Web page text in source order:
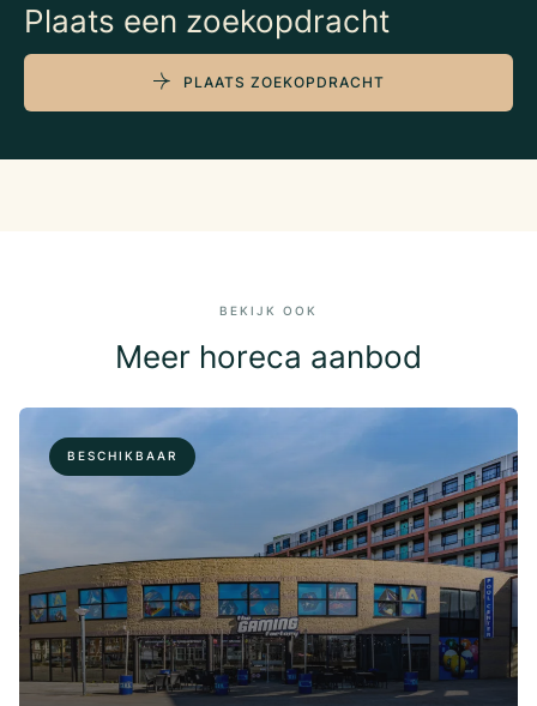
Plaats een zoekopdracht
PLAATS ZOEKOPDRACHT
BEKIJK OOK
Meer horeca aanbod
BESCHIKBAAR